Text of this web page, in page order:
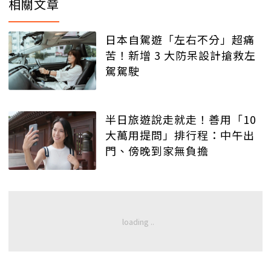
相關文章
日本自駕遊「左右不分」超痛
苦！新增 3 大防呆設計搶救左
駕駕駛
半日旅遊說走就走！善用「10
大萬用提問」排行程：中午出
門、傍晚到家無負擔